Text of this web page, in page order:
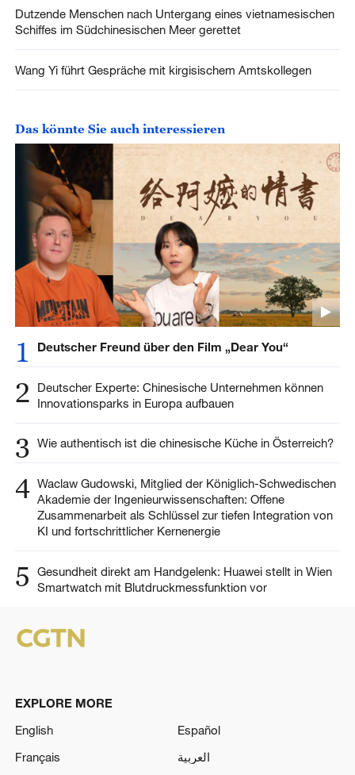
Dutzende Menschen nach Untergang eines vietnamesischen
Schiffes im Südchinesischen Meer gerettet
Wang Yi führt Gespräche mit kirgisischem Amtskollegen
Das könnte Sie auch interessieren
1 Deutscher Freund über den Film „Dear You“
2
Deutscher Experte: Chinesische Unternehmen können
Innovationsparks in Europa aufbauen
3 Wie authentisch ist die chinesische Küche in Österreich?
4 Waclaw Gudowski, Mitglied der Königlich-Schwedischen
Akademie der Ingenieurwissenschaften: Offene
Zusammenarbeit als Schlüssel zur tiefen Integration von
KI und fortschrittlicher Kernenergie
5
Gesundheit direkt am Handgelenk: Huawei stellt in Wien
Smartwatch mit Blutdruckmessfunktion vor
EXPLORE MORE
English
Español
Français
العربية